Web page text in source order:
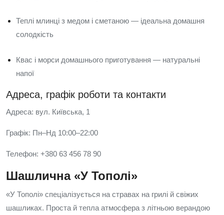
Теплі млинці з медом і сметаною — ідеальна домашня
солодкість
Квас і морси домашнього приготування — натуральні
напої
Адреса, графік роботи та контакти
Адреса: вул. Київська, 1
Графік: Пн–Нд 10:00–22:00
Телефон: +380 63 456 78 90
Шашлична «У Тополі»
«У Тополі» спеціалізується на стравах на грилі й свіжих
шашликах. Проста й тепла атмосфера з літньою верандою